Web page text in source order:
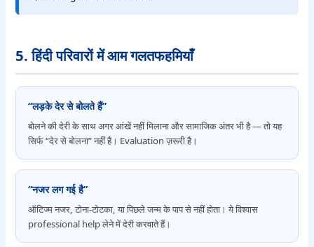
5. हिंदी परिवारों में आम गलतफहमियाँ
“लड़के देर से बोलते हैं”
बोलने की देरी के साथ अगर आंखें नहीं मिलाना और सामाजिक अंतर भी है — तो यह
सिर्फ “देर से बोलना” नहीं है। Evaluation ज़रूरी है।
“नजर लग गई है”
ऑटिज्म नजर, टोना-टोटका, या पिछले जन्म के पाप से नहीं होता। ये विश्वास
professional help लेने में देरी करवाते हैं।